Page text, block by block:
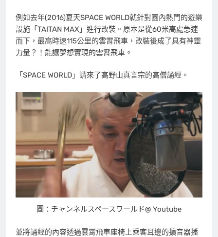
例如去年(2016)夏天SPACE WORLD就針對園內熱門的遊樂
設施「TAITAN MAX」進行改裝。原本是從60米高處急速
而下，最高時速115公里的雲霄飛車，改裝後成了具有神靈
力量？！能讓夢想實現的雲霄飛車。
「SPACE WORLD」請來了高野山真言宗的高僧誦經。
圖：チャンネルスペースワールド@ Youtube
並將誦經的內容透過雲霄飛車座椅上乘客耳邊的擴音器播